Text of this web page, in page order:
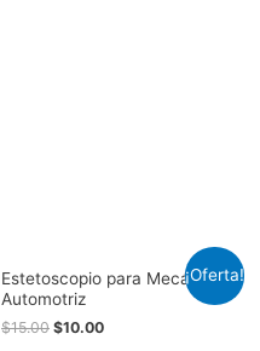
¡Oferta!
Estetoscopio para Mecánico
Automotriz
$15.00 $10.00